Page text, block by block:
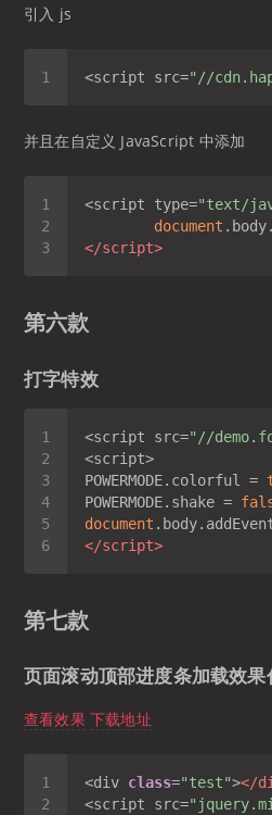
引入 js
<script src="//
并且在自定义 JavaScript 中添加
<script type="text/
document
</script>
第六款
打字特效
<script src="//
POWERMODE.colorful =
POWERMODE.shake =
document
</script>
第七款
页面滚动顶部进度条加载效果
查看效果 下载地址
<div class="test"></
<script src=